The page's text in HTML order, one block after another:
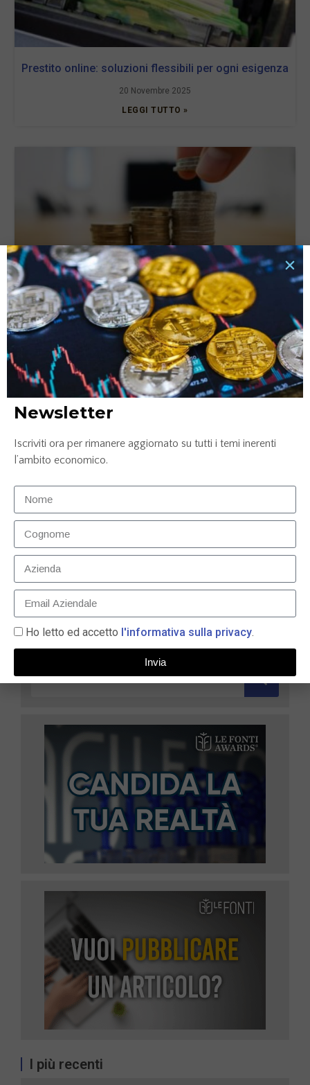
Prestito online: soluzioni flessibili per ogni esigenza
20 Novembre 2025
LEGGI TUTTO »
Tassi di interesse e rata del prestito: quali sono le
connessioni e cosa valutare?
6 Ottobre 2025
LEGGI TUTTO »
Confronto conto corrente: Credem, ING e
Mediolanum
I più recenti
Newsletter
Iscriviti ora per rimanere aggiornato su tutti i temi inerenti
l’ambito economico.
Ho letto ed accetto l'informativa sulla privacy.
Invia